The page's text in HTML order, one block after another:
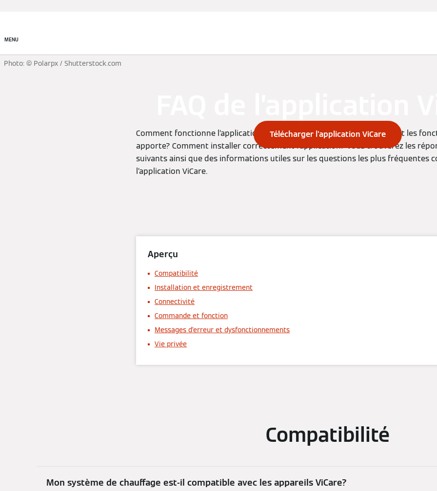
MENU
Télécharger l’application ViCare
Photo: © Polarpx / Shutterstock.com
Comment fonctionne l’application ViCare? Quelles sont les possibilités et les
apporte? Comment installer correctement l’application? Vous trouverez les
suivants ainsi que des informations utiles sur les questions les plus fréquentes
l’application ViCare.
Aperçu
Compatibilité
Installation et enregistrement
Connectivité
Commande et fonction
Messages d’erreur et dysfonctionnements
Vie privée
Compatibilité
Mon système de chauffage est-il compatible avec les appareils ViCare?